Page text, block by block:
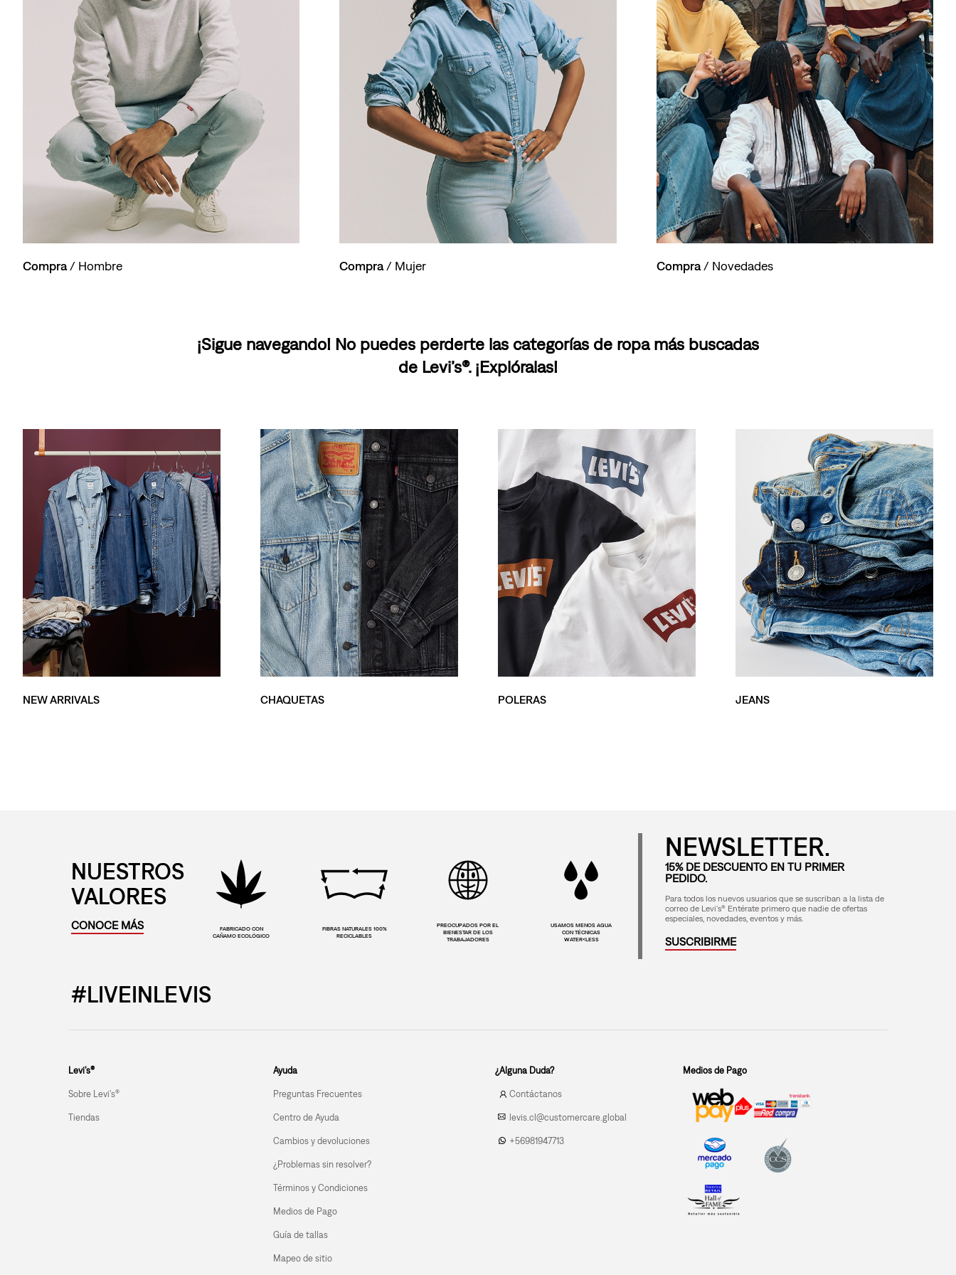
Compra/ Hombre Compra/ Mujer Compra/ Novedades
¡Sigue navegando! No puedes perderte las categorías de ropa más buscadas
de Levi’s®. ¡Explóralas!
NEW ARRIVALS CHAQUETAS POLERAS JEANS
NUESTROS
VALORES
CONOCE MÁS
FABRICADO CON
CAÑAMO ECOLÓGICO
FIBRAS NATURALES 100%
RECICLABLES
PREOCUPADOS POR EL
BIENESTAR DE LOS
TRABAJADORES
USAMOS MENOS AGUA
CON TÉCNICAS
WATER<LESS
NEWSLETTER.
15% DE DESCUENTO EN TU PRIMER
PEDIDO.
Para todos los nuevos usuarios que se suscriban a la lista de
correo de Levi's® Entérate primero que nadie de ofertas
especiales, novedades, eventos y más.
SUSCRIBIRME
#LIVEINLEVIS
Levi’s®
Sobre Levi's®
Tiendas
Ayuda
Preguntas Frecuentes
Centro de Ayuda
Cambios y devoluciones
¿Problemas sin resolver?
Términos y Condiciones
Medios de Pago
Guía de tallas
Mapeo de sitio
¿Alguna Duda?
Contáctanos
levis.cl@customercare.global
+56981947713
Medios de Pago
501 hombre